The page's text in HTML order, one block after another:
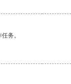
务。